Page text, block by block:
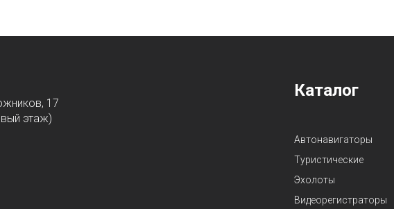
17
этаж)
Каталог
Автонавигаторы
Туристические
Эхолоты
Видеорегистраторы